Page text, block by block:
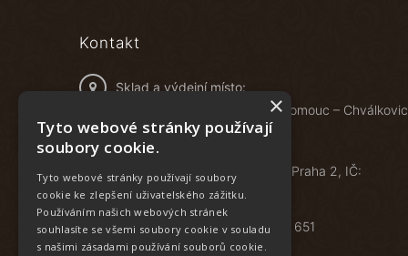
Kontakt
Sklad a výdejní místo:
Železniční 548/4B, 772 00 Olomouc –
Food specials s.r.o.
Vyšehradská 1349/2, 128 00 Praha 2, IČ:
05622816
Zavolejte nám:+420 777 481 651
×
Tyto webové stránky používají
soubory cookie.
Tyto webové stránky používají soubory
cookie ke zlepšení uživatelského zážitku.
Používáním našich webových stránek
souhlasíte se všemi soubory cookie v souladu
s našimi zásadami používání souborů cookie.